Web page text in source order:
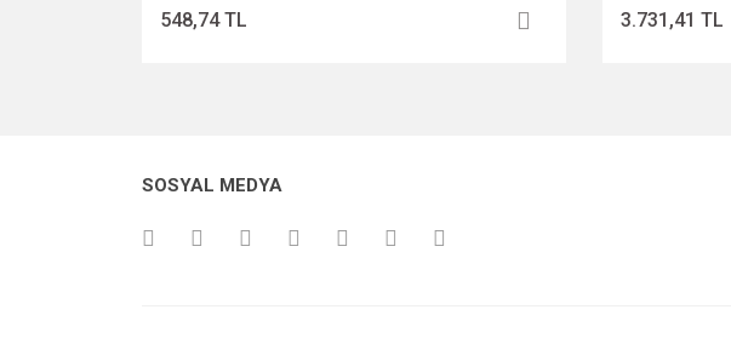
548,74 TL 3.731,41 TL
SOSYAL MEDYA